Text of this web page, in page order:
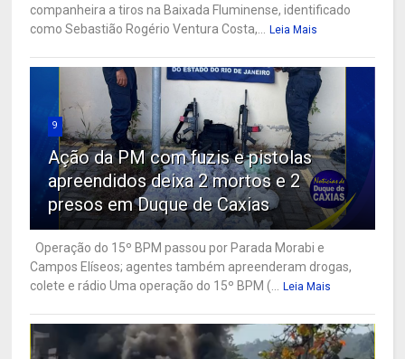
companheira a tiros na Baixada Fluminense, identificado
como Sebastião Rogério Ventura Costa,... Leia Mais
9
Ação da PM com fuzis e pistolas
apreendidos deixa 2 mortos e 2
presos em Duque de Caxias
Operação do 15º BPM passou por Parada Morabi e
Campos Elíseos; agentes também apreenderam drogas,
colete e rádio Uma operação do 15º BPM (... Leia Mais